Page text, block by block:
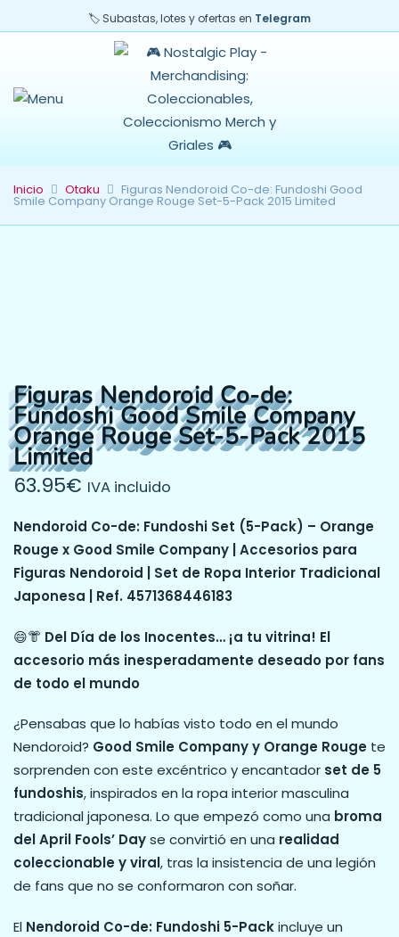
🏷️ Subastas, lotes y ofertas en Telegram
Inicio Otaku Figuras Nendoroid Co-de: Fundoshi Good
Smile Company Orange Rouge Set-5-Pack 2015 Limited
Figuras Nendoroid Co-de:
Fundoshi Good Smile Company
Orange Rouge Set-5-Pack 2015
Limited
63.95€ IVA incluido
Nendoroid Co-de: Fundoshi Set (5-Pack) – Orange
Rouge x Good Smile Company | Accesorios para
Figuras Nendoroid | Set de Ropa Interior Tradicional
Japonesa | Ref. 4571368446183
😄👘 Del Día de los Inocentes… ¡a tu vitrina! El
accesorio más inesperadamente deseado por fans
de todo el mundo
¿Pensabas que lo habías visto todo en el mundo
Nendoroid? Good Smile Company y Orange Rouge te
sorprenden con este excéntrico y encantador set de 5
fundoshis, inspirados en la ropa interior masculina
tradicional japonesa. Lo que empezó como una broma
del April Fools’ Dayse convirtió en una realidad
coleccionable y viral, tras la insistencia de una legión
de fans que no se conformaron con soñar.
El Nendoroid Co-de: Fundoshi 5-Packincluye un